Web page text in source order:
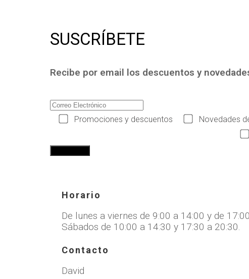
SUSCRÍBETE
Recibe por email los descuentos y
Promociones y descuentos Novedades
Horario
De lunes a viernes de 9:00 a 14:00 y de
Sábados de 10:00 a 14:30 y 17:30 a 20:30.
Contacto
David